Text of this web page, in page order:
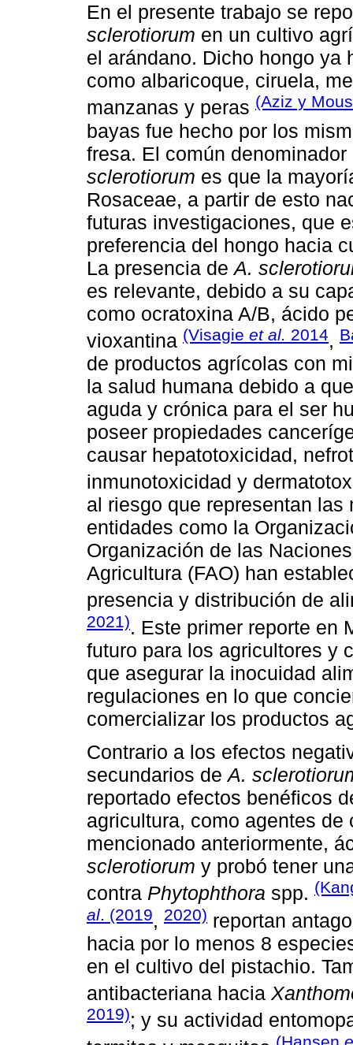
En el presente trabajo se
sclerotiorum en un cultivo
el arándano. Dicho hongo ya
como albaricoque, ciruela,
manzanas y peras (Aziz y
bayas fue hecho por los
fresa. El común
sclerotiorum es que la
Rosaceae, a partir de esto
futuras investigaciones, que
preferencia del hongo hacia
La presencia deA.
es relevante, debido a su
como ocratoxina A/B, ácido
vioxantina (Visagie et al. 2014,
de productos agrícolas con
la salud humana debido a
aguda y crónica para el ser
poseer propiedades
causar hepatotoxicidad,
inmunotoxicidad y
al riesgo que representan
entidades como la
Organización de las
Agricultura (FAO) han
presencia y distribución de
2021). Este primer reporte en
futuro para los agricultores y
que asegurar la inocuidad
regulaciones en lo que
comercializar los productos
Contrario a los efectos
secundarios deA.
reportado efectos benéficos
agricultura, como agentes
mencionado anteriormente,
sclerotiorum y probó tener
contra Phytophthora spp.
al. (2019, 2020) reportan
hacia por lo menos 8
en el cultivo del pistachio.
antibacteriana hacia
2019); y su actividad
(Hansen